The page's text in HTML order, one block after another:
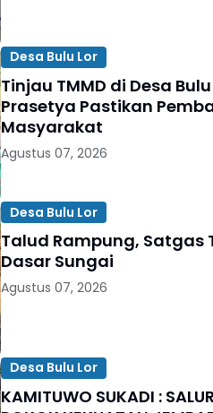
Desa Bulu Lor
Tinjau TMMD di Desa
Prasetya Pastikan
Masyarakat
Agustus 07, 2026
Desa Bulu Lor
Talud Rampung, Satgas
Dasar Sungai
Agustus 07, 2026
Desa Bulu Lor
KAMITUWO SUKADI :